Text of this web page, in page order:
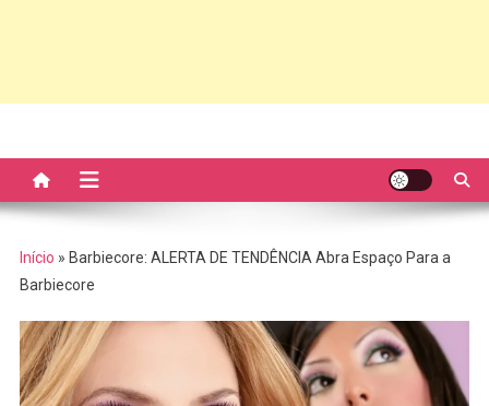
Início » Barbiecore: ALERTA DE TENDÊNCIA Abra Espaço Para a
Barbiecore